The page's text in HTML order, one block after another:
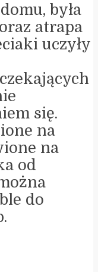
była
atrapa
uczyły
się.
na
na
od
do